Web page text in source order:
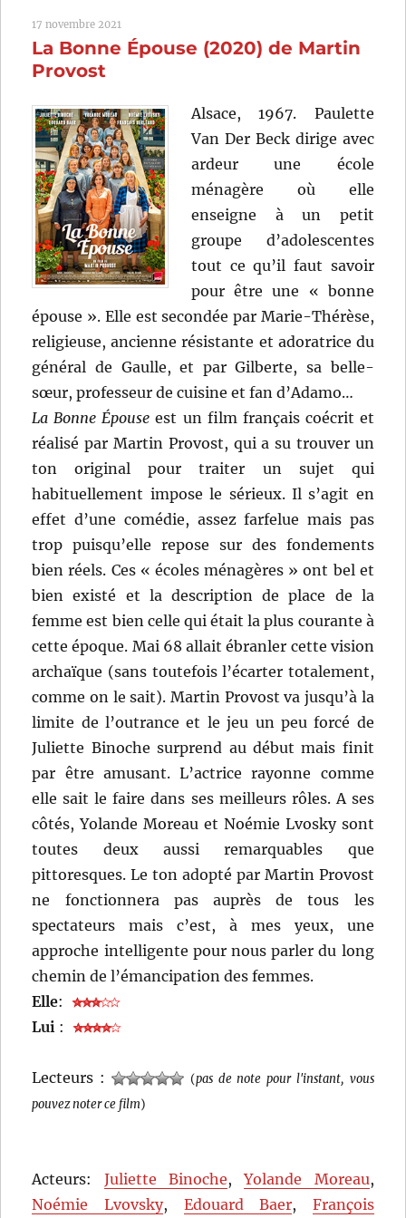
Marcello
17 novembre 2021
La Bonne Épouse (2020) de Martin
Provost
Alsace, 1967. Paulette
Van Der Beck dirige avec
ardeur une école
ménagère où elle
enseigne à un petit
groupe d’adolescentes
tout ce qu’il faut savoir
pour être une « bonne
épouse ». Elle est secondée par Marie-Thérèse,
religieuse, ancienne résistante et adoratrice du
général de Gaulle, et par Gilberte, sa belle-
sœur, professeur de cuisine et fan d’Adamo…
La Bonne Épouse est un film français coécrit et
réalisé par Martin Provost, qui a su trouver un
ton original pour traiter un sujet qui
habituellement impose le sérieux. Il s’agit en
effet d’une comédie, assez farfelue mais pas
trop puisqu’elle repose sur des fondements
bien réels. Ces « écoles ménagères » ont bel et
bien existé et la description de place de la
femme est bien celle qui était la plus courante à
cette époque. Mai 68 allait ébranler cette vision
archaïque (sans toutefois l’écarter totalement,
comme on le sait). Martin Provost va jusqu’à la
limite de l’outrance et le jeu un peu forcé de
Juliette Binoche surprend au début mais finit
par être amusant. L’actrice rayonne comme
elle sait le faire dans ses meilleurs rôles. A ses
côtés, Yolande Moreau et Noémie Lvosky sont
toutes deux aussi remarquables que
pittoresques. Le ton adopté par Martin Provost
ne fonctionnera pas auprès de tous les
spectateurs mais c’est, à mes yeux, une
approche intelligente pour nous parler du long
chemin de l’émancipation des femmes.
Elle:
Lui :
Lecteurs : (pas de note pour l'instant, vous
pouvez noter ce film)
Acteurs: Juliette Binoche,Yolande Moreau,
Noémie Lvovsky, Edouard Baer, François